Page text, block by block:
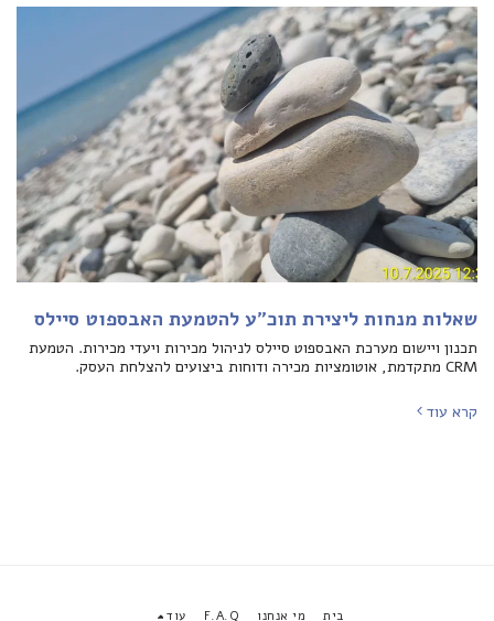
שאלות מנחות ליצירת תוכ"ע להטמעת האבספוט סיילס
תכנון ויישום מערכת האבספוט סיילס לניהול מכירות ויעדי מכירות. הטמעת
CRM מתקדמת, אוטומציות מכירה ודוחות ביצועים להצלחת העסק.
קרא עוד
בית מי אנחנו F.A.Q עוד